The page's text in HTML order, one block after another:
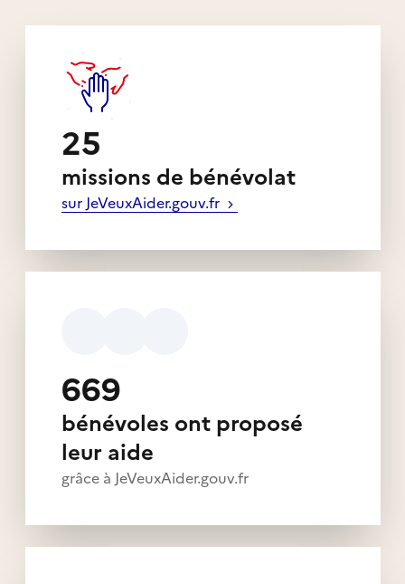
25
missions de bénévolat
sur JeVeuxAider.gouv.fr
669
bénévoles ont proposé
leur aide
grâce à JeVeuxAider.gouv.fr